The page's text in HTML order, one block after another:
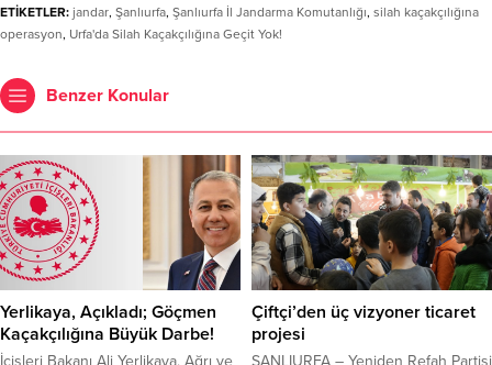
ETİKETLER: jandar, Şanlıurfa, Şanlıurfa İl Jandarma Komutanlığı, silah kaçakçılığına
operasyon, Urfa'da Silah Kaçakçılığına Geçit Yok!
Benzer Konular
Yerlikaya, Açıkladı; Göçmen
Kaçakçılığına Büyük Darbe!
İçişleri Bakanı Ali Yerlikaya, Ağrı ve
Çiftçi’den üç vizyoner ticaret
projesi
ŞANLIURFA – Yeniden Refah Partisi